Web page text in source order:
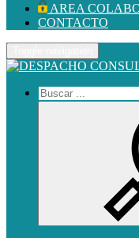
AREA
CONTACTO